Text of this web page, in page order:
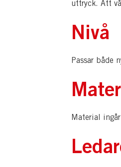
uttryck. Att
Nivå
Passar både
Material